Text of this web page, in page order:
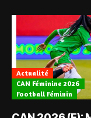
Actualité
CAN Féminine 2026
Football Féminin